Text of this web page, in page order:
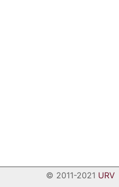
© 2011-2021 URV